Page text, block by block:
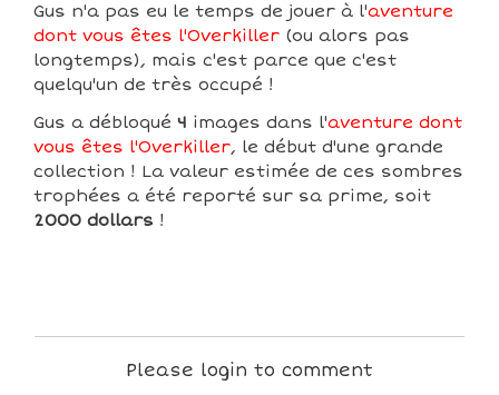
Gus n'a pas eu le temps de jouer à l'aventure
dont vous êtes l'Overkiller (ou alors pas
longtemps), mais c'est parce que c'est
quelqu'un de très occupé !
Gus a débloqué 4 images dans l'aventure dont
vous êtes l'Overkiller, le début d'une grande
collection ! La valeur estimée de ces sombres
trophées a été reporté sur sa prime, soit
2000 dollars !
Please login to comment